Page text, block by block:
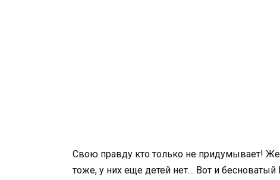
Свою правду кто только не придумывает!
тоже, у них еще детей нет… Вот и